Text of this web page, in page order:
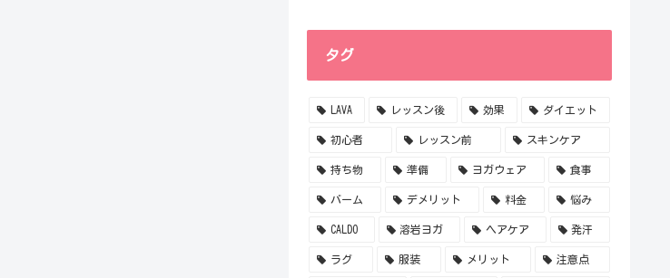
タグ
LAVA レッスン後 効果 ダイエット
初心者 レッスン前 スキンケア
持ち物 準備 ヨガウェア 食事
バーム デメリット 料金 悩み
CALDO 溶岩ヨガ ヘアケア 発汗
ラグ 服装 メリット 注意点